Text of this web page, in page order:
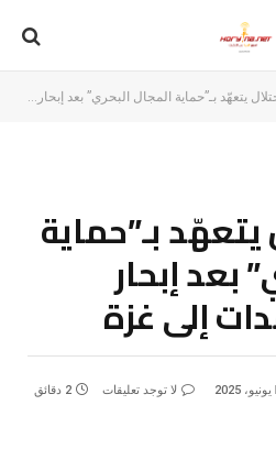
بـ”حماية المجال البحري” بعد إبحار سفينة مساعدات إلى غزة
بـ”حماية
بعد إبحار
إلى غزة
لا توجد تعليقات 2 دقائق